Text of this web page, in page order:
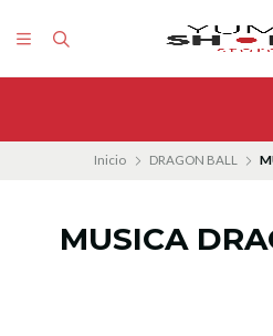
Inicio DRAGON BALL
MUSICA